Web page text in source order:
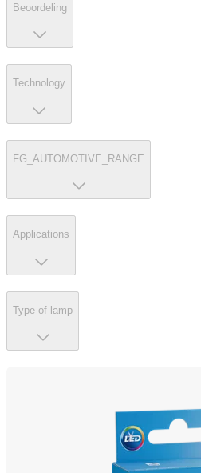
Beoordeling
Technology
FG_AUTOMOTIVE_RANGE
Applications
Type of lamp